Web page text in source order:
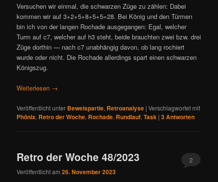
Versuchen wir einmal, die schwarzen Züge zu zählen: Dabei
kommen wir auf 3+2+5+8+5+5=28. Bei König und den Türmen
bin ich von der langen Rochade ausgegangen: Egal, welcher
Turm auf c7, welcher auf h3 steht, beide brauchten zwei bzw. drei
Züge dorthin — nach c7 unabhängig davon, ob lang rochiert
wurde oder nicht. Die Rochade allerdings spart einen schwarzen
Königszug.
Weiterlesen →
Veröffentlicht unter Beweispartie, Retroanalyse |Verschlagwortet mit
Phönix, Retro der Woche, Rochade, Rundlauf,Task |3Antworten
Retro der Woche 48/2023
Veröffentlicht am26. November 2023
2